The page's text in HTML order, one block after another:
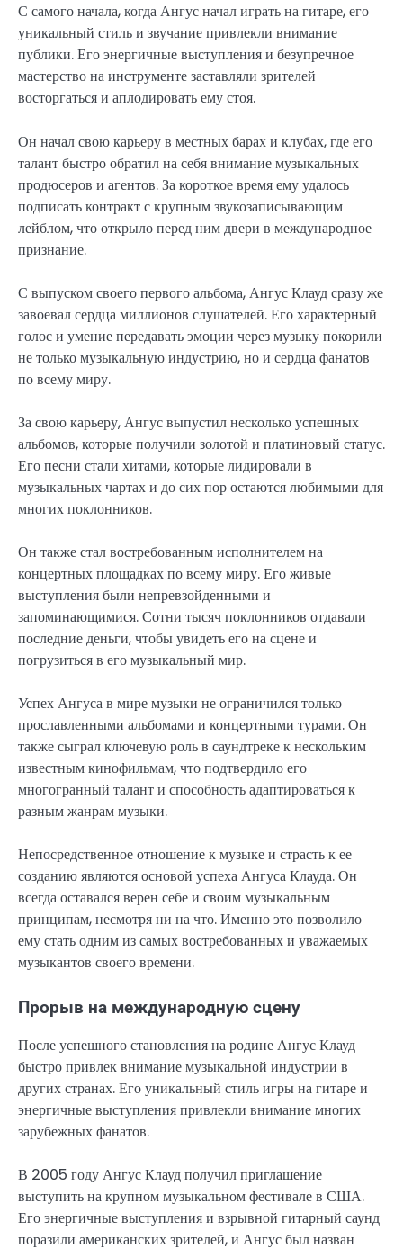
С самого начала, когда Ангус начал играть на гитаре, его
уникальный стиль и звучание привлекли внимание
публики. Его энергичные выступления и безупречное
мастерство на инструменте заставляли зрителей
восторгаться и аплодировать ему стоя.
Он начал свою карьеру в местных барах и клубах, где его
талант быстро обратил на себя внимание музыкальных
продюсеров и агентов. За короткое время ему удалось
подписать контракт с крупным звукозаписывающим
лейблом, что открыло перед ним двери в международное
признание.
С выпуском своего первого альбома, Ангус Клауд сразу же
завоевал сердца миллионов слушателей. Его характерный
голос и умение передавать эмоции через музыку покорили
не только музыкальную индустрию, но и сердца фанатов
по всему миру.
За свою карьеру, Ангус выпустил несколько успешных
альбомов, которые получили золотой и платиновый статус.
Его песни стали хитами, которые лидировали в
музыкальных чартах и до сих пор остаются любимыми для
многих поклонников.
Он также стал востребованным исполнителем на
концертных площадках по всему миру. Его живые
выступления были непревзойденными и
запоминающимися. Сотни тысяч поклонников отдавали
последние деньги, чтобы увидеть его на сцене и
погрузиться в его музыкальный мир.
Успех Ангуса в мире музыки не ограничился только
прославленными альбомами и концертными турами. Он
также сыграл ключевую роль в саундтреке к нескольким
известным кинофильмам, что подтвердило его
многогранный талант и способность адаптироваться к
разным жанрам музыки.
Непосредственное отношение к музыке и страсть к ее
созданию являются основой успеха Ангуса Клауда. Он
всегда оставался верен себе и своим музыкальным
принципам, несмотря ни на что. Именно это позволило
ему стать одним из самых востребованных и уважаемых
музыкантов своего времени.
Прорыв на международную сцену
После успешного становления на родине Ангус Клауд
быстро привлек внимание музыкальной индустрии в
других странах. Его уникальный стиль игры на гитаре и
энергичные выступления привлекли внимание многих
зарубежных фанатов.
В 2005 году Ангус Клауд получил приглашение
выступить на крупном музыкальном фестивале в США.
Его энергичные выступления и взрывной гитарный саунд
поразили американских зрителей, и Ангус был назван